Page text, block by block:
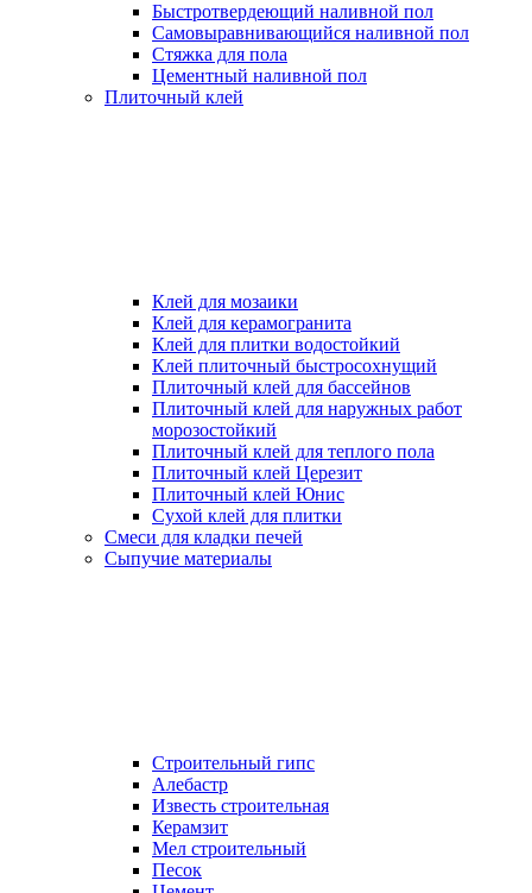
Быстротвердеющий наливной пол
Самовыравнивающийся наливной пол
Стяжка для пола
Цементный наливной пол
Плиточный клей
Клей для мозаики
Клей для керамогранита
Клей для плитки водостойкий
Клей плиточный быстросохнущий
Плиточный клей для бассейнов
Плиточный клей для наружных работ
морозостойкий
Плиточный клей для теплого пола
Плиточный клей Церезит
Плиточный клей Юнис
Сухой клей для плитки
Смеси для кладки печей
Сыпучие материалы
Строительный гипс
Алебастр
Известь строительная
Керамзит
Мел строительный
Песок